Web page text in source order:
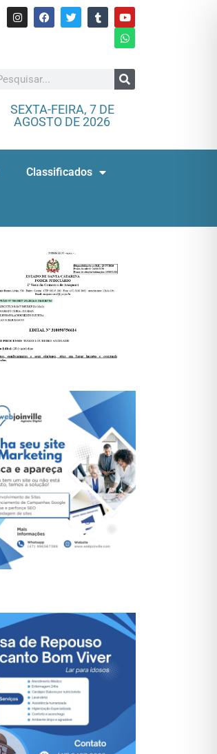
SEXTA-FEIRA, 7 DE
AGOSTO DE 2026
Classificados